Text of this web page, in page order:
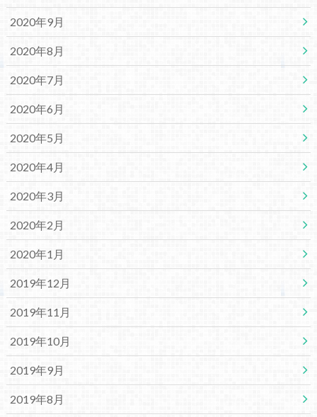
2020年9月
2020年8月
2020年7月
2020年6月
2020年5月
2020年4月
2020年3月
2020年2月
2020年1月
2019年12月
2019年11月
2019年10月
2019年9月
2019年8月